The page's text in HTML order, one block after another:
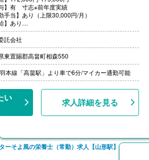
与】有 寸志※前年度実績
手当】あり（上限30,000円/月）
】あり
金】あり
託会社
東置賜郡高畠町相森550
本線「高畠駅」より車で6分/マイカー通勤可能
い
求人詳細を見る
ーそよ風の栄養士（常勤）求人【山形駅】